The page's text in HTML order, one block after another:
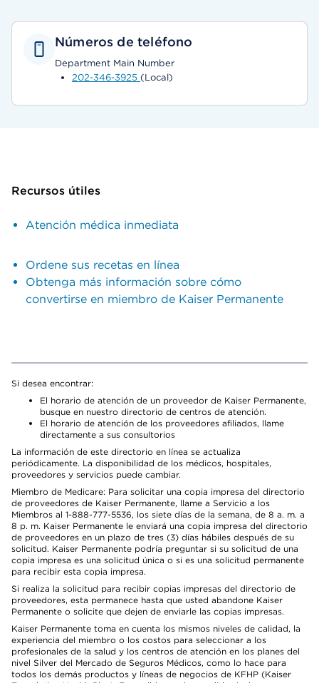
Números de teléfono
Department Main Number
202-346-3925 (Local)
Recursos útiles
Atención médica inmediata
Ordene sus recetas en línea
Obtenga más información sobre cómo
convertirse en miembro de Kaiser Permanente
Si desea encontrar:
El horario de atención de un proveedor de Kaiser Permanente,
busque en nuestro directorio de centros de atención.
El horario de atención de los proveedores afiliados, llame
directamente a sus consultorios
La información de este directorio en línea se actualiza
periódicamente. La disponibilidad de los médicos, hospitales,
proveedores y servicios puede cambiar.
Miembro de Medicare: Para solicitar una copia impresa del directorio
de proveedores de Kaiser Permanente, llame a Servicio a los
Miembros al 1-888-777-5536, los siete días de la semana, de 8 a. m. a
8 p. m. Kaiser Permanente le enviará una copia impresa del directorio
de proveedores en un plazo de tres (3) días hábiles después de su
solicitud. Kaiser Permanente podría preguntar si su solicitud de una
copia impresa es una solicitud única o si es una solicitud permanente
para recibir esta copia impresa.
Si realiza la solicitud para recibir copias impresas del directorio de
proveedores, esta permanece hasta que usted abandone Kaiser
Permanente o solicite que dejen de enviarle las copias impresas.
Kaiser Permanente toma en cuenta los mismos niveles de calidad, la
experiencia del miembro o los costos para seleccionar a los
profesionales de la salud y los centros de atención en los planes del
nivel Silver del Mercado de Seguros Médicos, como lo hace para
todos los demás productos y líneas de negocios de KFHP (Kaiser